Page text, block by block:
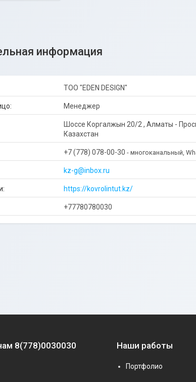
ТОО "EDEN DESIGN"
Менеджер
Шоссе Коргалжын 20/2 , Алматы -
Казахстан
+7 (778) 078-00-30 многоканальный,
kz-g@inbox.ru
https://kovrolintut.kz/
+77780780030
8(778)0030030 Наши работы
Портфолио